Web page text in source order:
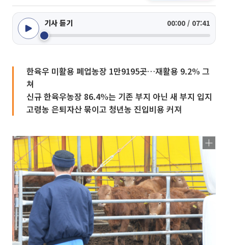
기사 듣기 00:00 / 07:41
한육우 미활용 폐업농장 1만9195곳…재활용 9.2% 그
쳐
신규 한육우농장 86.4%는 기존 부지 아닌 새 부지 입지
고령농 은퇴자산 묶이고 청년농 진입비용 커져